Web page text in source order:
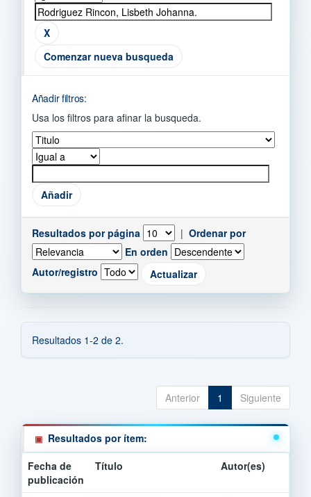
Comenzar nueva busqueda
Añadir filtros:
Usa los filtros para afinar la busqueda.
Resultados por página | Ordenar por
En orden
Autor/registro
Resultados 1-2 de 2.
Anterior 1 Siguiente
Resultados por ítem:
Fecha de
publicación
Título Autor(es)